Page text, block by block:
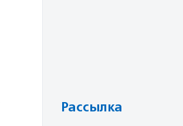
Рассылка